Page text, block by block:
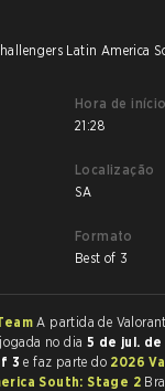
Latin America
Hora de início
21:28
Localização
SA
Formato
Best of 3
A partida de
no dia 5 de jul.
3e faz parte do 2026
South: Stage 2